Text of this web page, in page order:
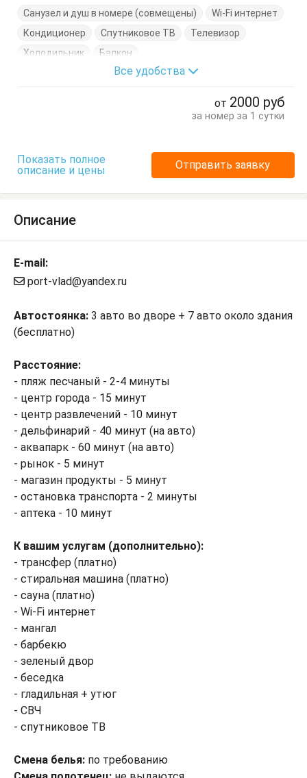
Санузел и душ в номере (совмещены)
Wi-Fi интернет
Кондиционер
Спутниковое ТВ
Телевизор
Холодильник
Балкон
Все удобства
от 2000 руб
за номер за 1 сутки
Показать полное
описание и цены
Отправить заявку
Описание
E-mail:
port-vlad@yandex.ru
Автостоянка: 3 авто во дворе + 7 авто около здания
(бесплатно)
Расстояние:
- пляж песчаный - 2-4 минуты
- центр города - 15 минут
- центр развлечений - 10 минут
- дельфинарий - 40 минут (на авто)
- аквапарк - 60 минут (на авто)
- рынок - 5 минут
- магазин продукты - 5 минут
- остановка транспорта - 2 минуты
- аптека - 10 минут
К вашим услугам (дополнительно):
- трансфер (платно)
- стиральная машина (платно)
- сауна (платно)
- Wi-Fi интернет
- мангал
- барбекю
- зеленый двор
- беседка
- гладильная + утюг
- СВЧ
- спутниковое ТВ
Смена белья: по требованию